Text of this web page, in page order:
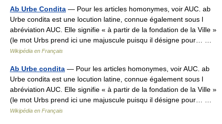
Ab Urbe Condita — Pour les articles homonymes, voir AUC. ab
Urbe condita est une locution latine, connue également sous l
abréviation AUC. Elle signifie « à partir de la fondation de la Ville »
(le mot Urbs prend ici une majuscule puisqu il désigne pour… …
Wikipédia en Français
Ab Urbe condita — Pour les articles homonymes, voir AUC. ab
Urbe condita est une locution latine, connue également sous l
abréviation AUC. Elle signifie « à partir de la fondation de la Ville »
(le mot Urbs prend ici une majuscule puisqu il désigne pour… …
Wikipédia en Français